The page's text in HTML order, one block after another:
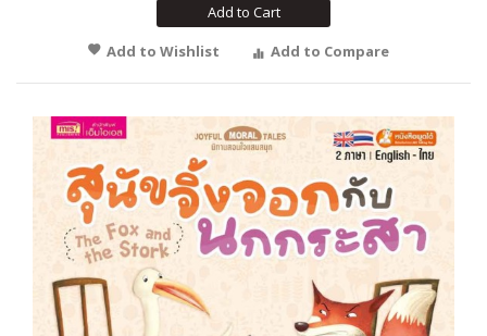
Add to Cart
Add to Wishlist
Add to Compare